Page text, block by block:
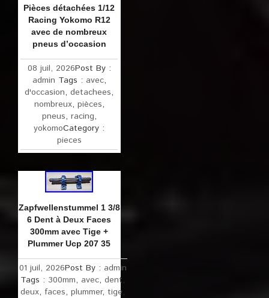
Pièces détachées 1/12
Racing Yokomo R12
avec de nombreux
pneus d’occasion
08 juil, 2026Post By :
admin Tags : avec,
d'occasion,detachees,
nombreux, pièces,
pneus, racing,
yokomoCategory :
pieces
Zapfwellenstummel 1 3/8
6 Dent à Deux Faces
300mm avec Tige +
Plummer Ucp 207 35
01 juil, 2026Post By : admin
Tags : 300mm, avec, dent,
deux, faces, plummer, tige,